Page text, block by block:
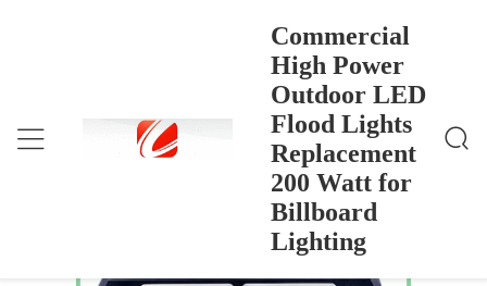
Commercial
High Power
Outdoor LED
Flood Lights
Replacement
200 Watt for
Billboard
Lighting
Commercial High Power Outdoor LED Flood Lights
Commercial High Power Outdoor LED
Flood Lights Replacement 200 Watt for